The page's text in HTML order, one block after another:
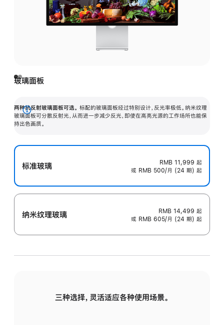
玻璃面板
两种抗反射玻璃面板可选。 标配的玻璃面板经过特别设计，反光率极低。纳米纹理
玻璃面板可分散反射光，从而进一步减少反光，即使在高亮光源的工作场所也能保
持出色画质。
展
开
标准玻璃 RMB 11,999 起
或 RMB 500/月 (24 期) 起
纳米纹理玻璃 RMB 14,499 起
或 RMB 605/月 (24 期) 起
三种选择，灵活适应各种使用场景。